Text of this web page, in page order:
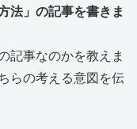
法」の記事を書きま
記事なのかを教えま
らの考える意図を伝